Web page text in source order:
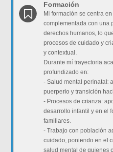
Formación
Mi formación se centra
complementada con una
derechos humanos, lo
procesos de cuidado y
y contextual.
Durante mí trayectoria
profundizado en:
- Salud mental perinatal:
puerperio y transición
- Procesos de crianza:
desarrollo infantil y en el
familiares.
- Trabajo con población
cuidado, poniendo en el
salud mental de quienes